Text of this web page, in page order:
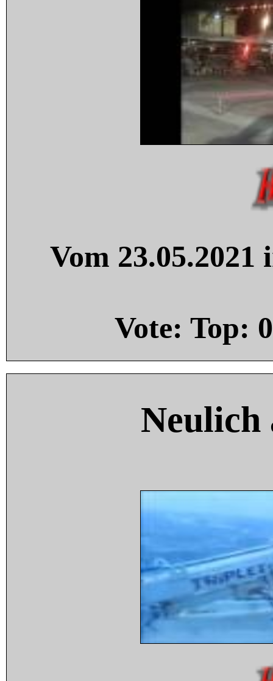
Vom
Vote: Top: 0
Neulich